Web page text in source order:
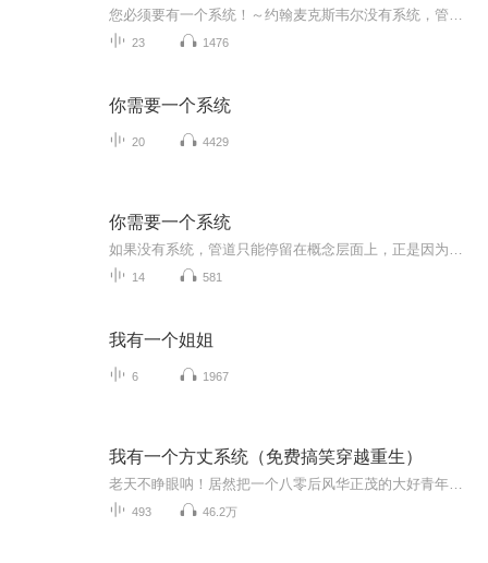
23 1476
你需要一个系统
20 4429
你需要一个系统
14 581
我有一个姐姐
6 1967
我有一个方丈系统（免费搞笑穿越重生）
493 46.2万